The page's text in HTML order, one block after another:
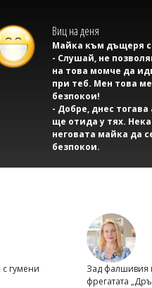
Виц на деня
Майка към дъщеря
- Слушай, не
на това момче да
при теб. Мен това ме
безпокои!
- Добре, днес тогава
ще отида у тях. Нека
неговата майка да
безпокои.
гумени
Зад фалшивия
фрегатата